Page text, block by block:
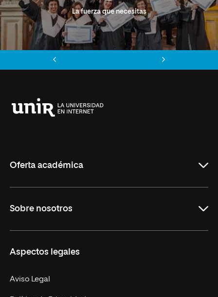
La fuerza que necesitas
Oferta académica
Másteres Oficiales
Doctorados
Experto Universitario
Postgrados
Sobre nosotros
Facultades
Nuestro Equipo
Aspectos legales
Aviso Legal